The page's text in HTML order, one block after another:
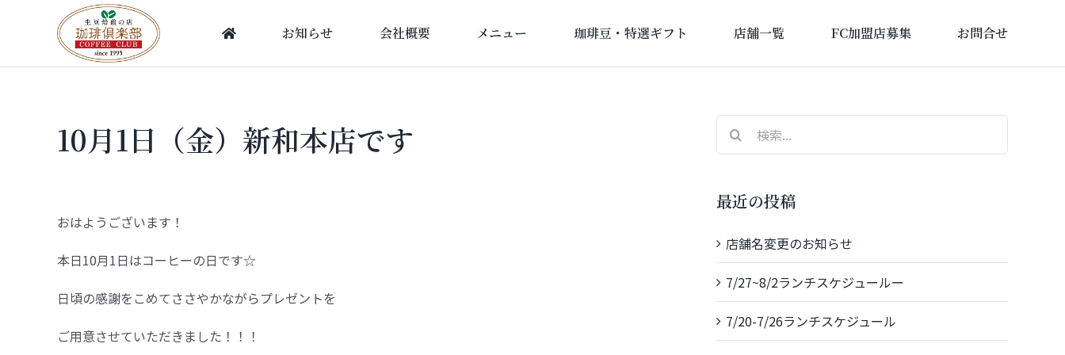
お知らせ 会社概要 メニュー 珈琲豆・特選ギフト 店舗一覧 FC加盟店募集 お問合せ
10月1日（金）新和本店です
おはようございます！
本日10月1日はコーヒーの日です☆
日頃の感謝をこめてささやかながらプレゼントを
ご用意させていただきました！！！
索
最近の投稿
店舗名変更のお知らせ
7/27~8/2ランチスケジュールー
7/20-7/26ランチスケジュール